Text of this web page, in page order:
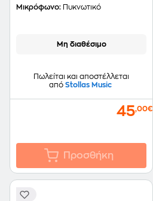
Μικρόφωνο: Πυκνωτικό
Μη διαθέσιμο
Πωλείται και αποστέλλεται
από Stollas Music
45,00€
Προσθήκη